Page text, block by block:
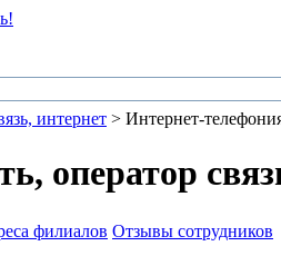
интернет > Интернет-
оператор
филиалов Отзывы сотрудников